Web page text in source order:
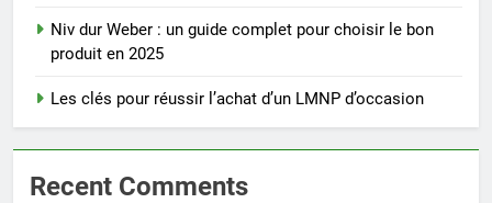
Niv dur Weber : un guide complet pour choisir le bon
produit en 2025
Les clés pour réussir l’achat d’un LMNP d’occasion
Recent Comments